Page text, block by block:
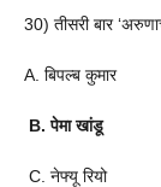
30) तीसरी बार
A. बिपल्ब कुमार
B. पेमा खांडू
C. नेफ्यू रियो